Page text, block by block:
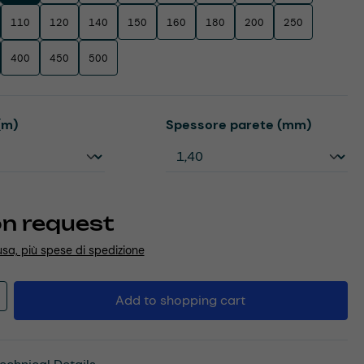
request
più spese di spedizione
110 120 140 150 160 180 200 250
400 450 500
Select
Spessore parete (mm)
Quantity: Enter the desired amount
Add to shopping cart